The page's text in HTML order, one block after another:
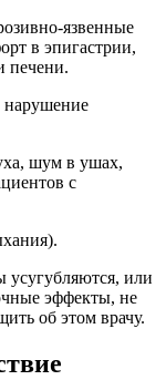
язвенные
в эпигастрии,
печени.
нарушение
шум в ушах,
с
или
эффекты, не
об этом врачу.